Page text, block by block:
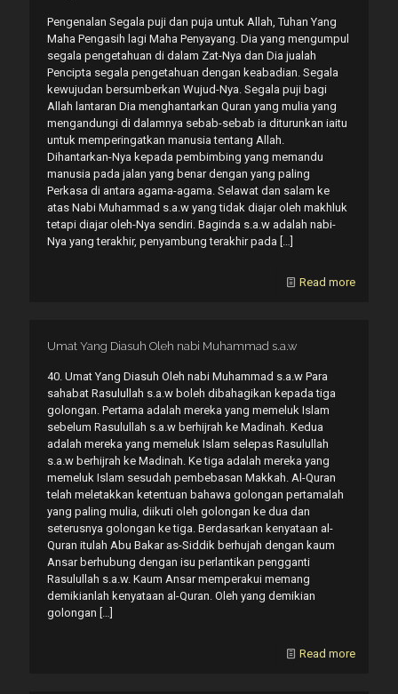
Pengenalan Segala puji dan puja untuk Allah, Tuhan Yang
Maha Pengasih lagi Maha Penyayang. Dia yang mengumpul
segala pengetahuan di dalam Zat-Nya dan Dia jualah
Pencipta segala pengetahuan dengan keabadian. Segala
kewujudan bersumberkan Wujud-Nya. Segala puji bagi
Allah lantaran Dia menghantarkan Quran yang mulia yang
mengandungi di dalamnya sebab-sebab ia diturunkan iaitu
untuk memperingatkan manusia tentang Allah.
Dihantarkan-Nya kepada pembimbing yang memandu
manusia pada jalan yang benar dengan yang paling
Perkasa di antara agama-agama. Selawat dan salam ke
atas Nabi Muhammad s.a.w yang tidak diajar oleh makhluk
tetapi diajar oleh-Nya sendiri. Baginda s.a.w adalah nabi-
Nya yang terakhir, penyambung terakhir pada […]
Read more
Umat Yang Diasuh Oleh nabi Muhammad s.a.w
40. Umat Yang Diasuh Oleh nabi Muhammad s.a.w Para
sahabat Rasulullah s.a.w boleh dibahagikan kepada tiga
golongan. Pertama adalah mereka yang memeluk Islam
sebelum Rasulullah s.a.w berhijrah ke Madinah. Kedua
adalah mereka yang memeluk Islam selepas Rasulullah
s.a.w berhijrah ke Madinah. Ke tiga adalah mereka yang
memeluk Islam sesudah pembebasan Makkah. Al-Quran
telah meletakkan ketentuan bahawa golongan pertamalah
yang paling mulia, diikuti oleh golongan ke dua dan
seterusnya golongan ke tiga. Berdasarkan kenyataan al-
Quran itulah Abu Bakar as-Siddik berhujah dengan kaum
Ansar berhubung dengan isu perlantikan pengganti
Rasulullah s.a.w. Kaum Ansar memperakui memang
demikianlah kenyataan al-Quran. Oleh yang demikian
golongan […]
Read more